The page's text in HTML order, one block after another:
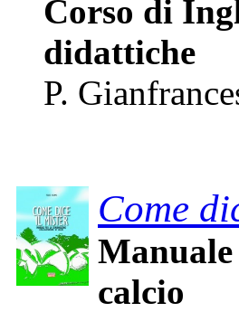
Corso di
didattiche
P.
Come
calcio